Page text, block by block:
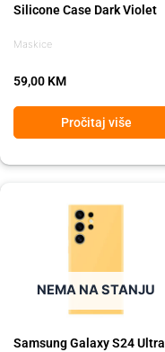
Maskice
Silicone Case Dark Violet
59,00 KM
Pročitaj više
NEMA NA STANJU
Samsung Galaxy S24 Ultra